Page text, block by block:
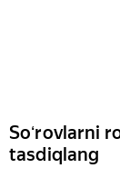
Soʻrovlarni
tasdiqlang